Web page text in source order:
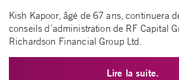
Kish Kapoor, âgé de 67 ans, continuera
conseils d’administration de RF Capital
Richardson Financial Group Ltd.
Lire la suite.